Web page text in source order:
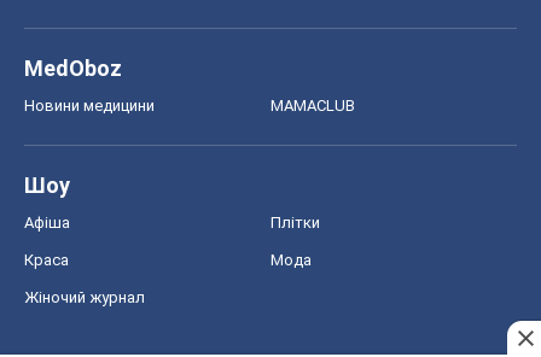
MedOboz
Новини медицини MAMACLUB
Шоу
Афіша Плітки
Краса Мода
Жіночий журнал